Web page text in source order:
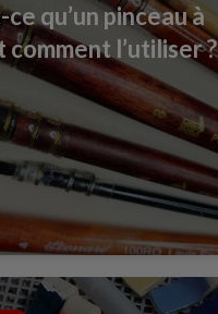
ce qu’un pinceau à
comment l’utiliser ?